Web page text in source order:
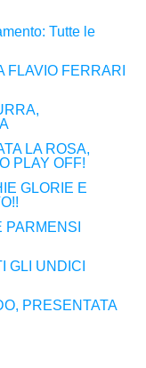
Tutte le
FLAVIO FERRARI
LA ROSA,
PLAY OFF!
GLORIE E
GLI UNDICI
PRESENTATA